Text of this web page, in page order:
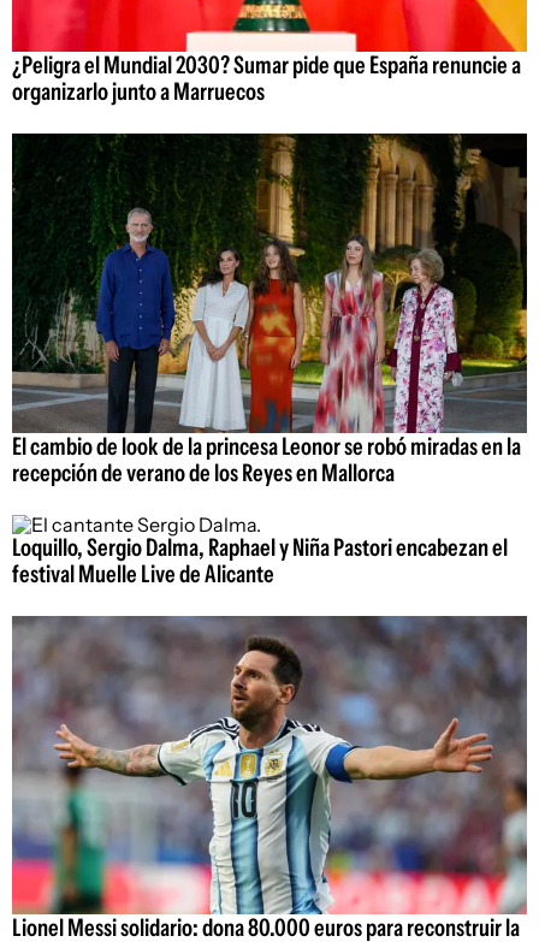
¿Peligra el Mundial 2030? Sumar pide que España renuncie a
organizarlo junto a Marruecos
El cambio de look de la princesa Leonor se robó miradas en la
recepción de verano de los Reyes en Mallorca
Loquillo, Sergio Dalma, Raphael y Niña Pastori encabezan el
festival Muelle Live de Alicante
Lionel Messi solidario: dona 80.000 euros para reconstruir la